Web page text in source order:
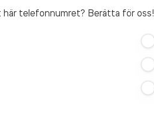
här telefonnumret? Berätta för oss!